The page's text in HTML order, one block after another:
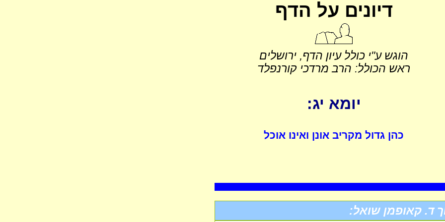
דיונים על הדף
הוגש ע"י כולל עיון הדף, ירושלים
ראש הכולל: הרב מרדכי קורנפלד
יומא יג:
כהן גדול מקריב אונן ואינו אוכל
ד. קאופמן שואל: